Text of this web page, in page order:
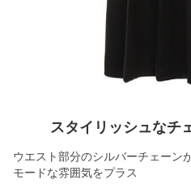
スタイリッシュなチ
ウエスト部分のシルバーチェーン
モードな雰囲気をプラス